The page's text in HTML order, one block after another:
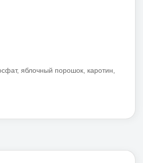
яблочный порошок, каротин,